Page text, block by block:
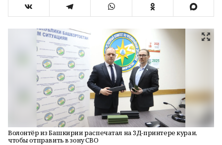
Волонтёр из Башкирии распечатал на 3Д-принтере кураи,
чтобы отправить в зону СВО